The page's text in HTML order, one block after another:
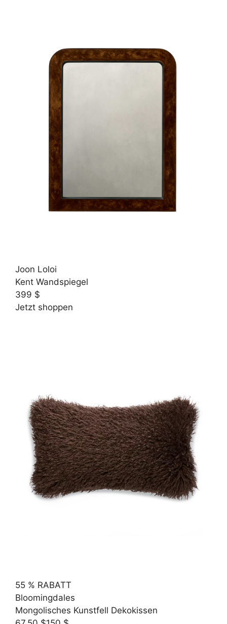
Joon Loloi
Kent Wandspiegel
399 $
Jetzt shoppen
55 % RABATT
Bloomingdales
Mongolisches Kunstfell Dekokissen